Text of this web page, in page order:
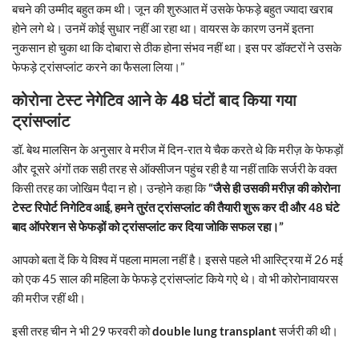
बचने की उम्मीद बहुत कम थी। जून की शुरुआत में उसके फेफड़े बहुत ज्यादा खराब
होने लगे थे। उनमें कोई सुधार नहीं आ रहा था। वायरस के कारण उनमें इतना
नुकसान हो चुका था कि दोबारा से ठीक होना संभव नहीं था। इस पर डॉक्टरों ने उसके
फेफड़े ट्रांसप्लांट करने का फैसला लिया।”
कोरोना टेस्ट नेगेटिव आने के 48 घंटों बाद किया गया
ट्रांसप्लांट
डॉ. बेथ मालसिन के अनुसार वे मरीज में दिन-रात ये चैक करते थे कि मरीज़ के फेफड़ों
और दूसरे अंगों तक सही तरह से ऑक्सीजन पहुंच रही है या नहीं ताकि सर्जरी के वक्त
किसी तरह का जोखिम पैदा न हो। उन्होने कहा कि“जैसे ही उसकी मरीज़ की कोरोना
टेस्ट रिपोर्ट निगेटिव आई, हमने तुरंत ट्रांसप्लांट की तैयारी शुरू कर दी और 48 घंटे
बाद ऑपरेशन से फेफड़ों को ट्रांसप्लांट कर दिया जोकि सफल रहा।”
आपको बता दें कि ये विश्व में पहला मामला नहीं है। इससे पहले भी आस्ट्रिया में 26 मई
को एक 45 साल की महिला के फेफड़े ट्रांसप्लांट किये गऐ थे। वो भी कोरोनावायरस
की मरीज रहीं थी।
इसी तरह चीन ने भी 29 फरवरी कोdouble lung transplantसर्जरी की थी।